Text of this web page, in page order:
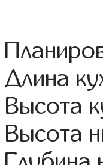
Длина
Высота
Высота